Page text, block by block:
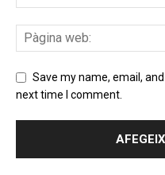
Save my name, email,
next time I comment.